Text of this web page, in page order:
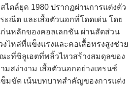
ล์ยุค 1980 ปรากฏผ่านการแต่งตัว
ระณีต และเสื้อตัวนอกที่โดดเด่น โดย
ก่นหลักของคอลเลกชัน ผ่านสัดส่วน
ไหล่ที่แข็งแรงและคอเสื้อทรงสูงช่วย
ะที่ซิลูเอตที่พลิ้วไหวสร้างสมดุลของ
สง่างาม เสื้อตัวนอกอย่างเทรนช์
ข็มขัด เน้นบทบาทสำคัญของการแต่ง